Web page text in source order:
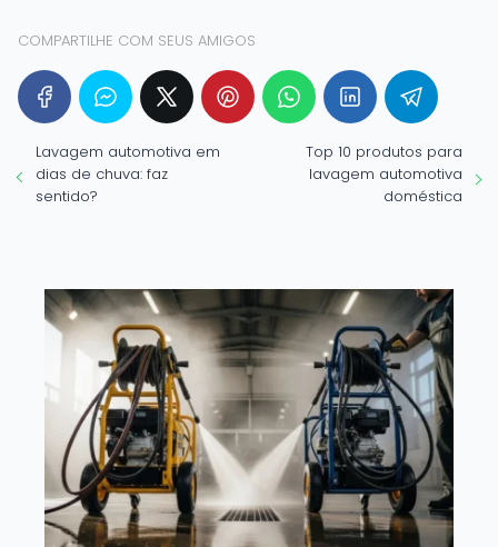
COMPARTILHE COM SEUS AMIGOS
Lavagem automotiva em
dias de chuva: faz
sentido?
Top 10 produtos para
lavagem automotiva
doméstica